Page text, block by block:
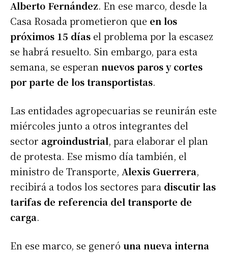
Alberto Fernández. En ese marco, desde la
Casa Rosada prometieron que en los
próximos 15 días el problema por la escasez
se habrá resuelto. Sin embargo, para esta
semana, se esperan nuevos paros y cortes
por parte de los transportistas.
Las entidades agropecuarias se reunirán este
miércoles junto a otros integrantes del
sector agroindustrial, para elaborar el plan
de protesta. Ese mismo día también, el
ministro de Transporte, Alexis Guerrera,
recibirá a todos los sectores para discutir las
tarifas de referencia del transporte de
carga.
En ese marco, se generó una nueva interna